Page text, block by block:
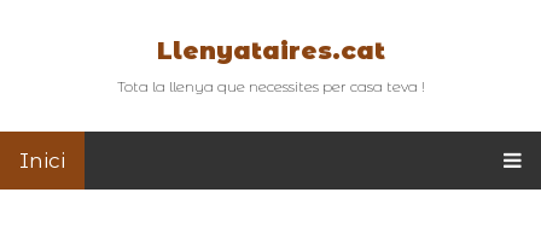
Llenyataires.cat
Tota la llenya que necessites per casa teva !
Inici